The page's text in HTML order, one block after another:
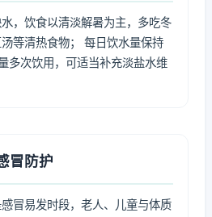
，饮食以清淡解暑为主，多吃冬
等清热食物； 每日饮水量保持
次饮用，可适当补充淡盐水维
冒防护
冒易发时段，老人、儿童与体质